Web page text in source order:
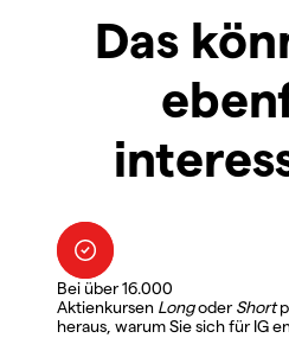
Das
Bei über 16.000
Aktienkursen LongoderShort
heraus, warum Sie sich für IG